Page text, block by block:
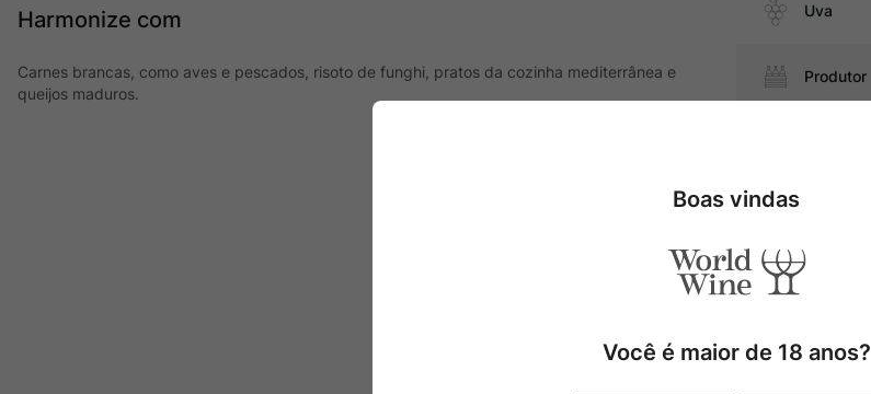
Harmonize com
Carnes brancas, como aves e pescados, risoto de funghi, pratos da cozinha mediterrânea e
queijos maduros.
Uva
Produtor
Cor
Boas vindas
Você é maior de 18 anos?